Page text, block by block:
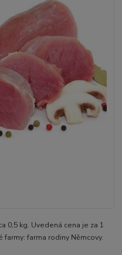
0,5 kg. Uvedená cena je za 1
farma rodiny Němcovy.